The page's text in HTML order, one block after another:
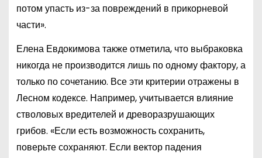
потом упасть из-за повреждений в прикорневой
части».
Елена Евдокимова также отметила, что выбраковка
никогда не производится лишь по одному фактору, а
только по сочетанию. Все эти критерии отражены в
Лесном кодексе. Например, учитывается влияние
стволовых вредителей и древоразрушающих
грибов. «Если есть возможность сохранить,
поверьте сохраняют. Если вектор падения